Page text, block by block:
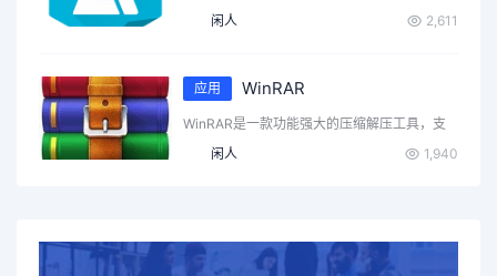
件，…
闲人 2,611
应用 WinRAR
WinRAR是一款功能强大的压缩解压工具，支
持多种压缩格式如…
闲人 1,940